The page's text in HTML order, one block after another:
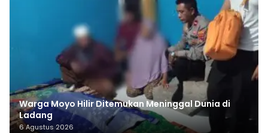
Warga Moyo Hilir Ditemukan Meninggal Dunia di
Ladang
6 Agustus 2026